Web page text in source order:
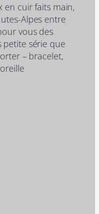
en cuir faits main,
Alpes entre
vous des
petite série que
– bracelet,